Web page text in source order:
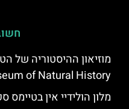
of Natural History)
מלון הולידיי אין בטיימס